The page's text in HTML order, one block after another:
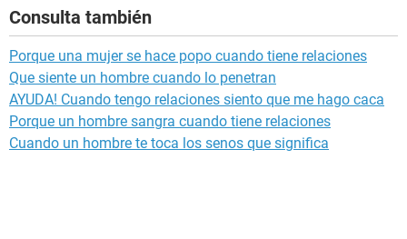
Consulta también
Porque una mujer se hace popo cuando tiene relaciones
Que siente un hombre cuando lo penetran
AYUDA! Cuando tengo relaciones siento que me hago caca
Porque un hombre sangra cuando tiene relaciones
Cuando un hombre te toca los senos que significa